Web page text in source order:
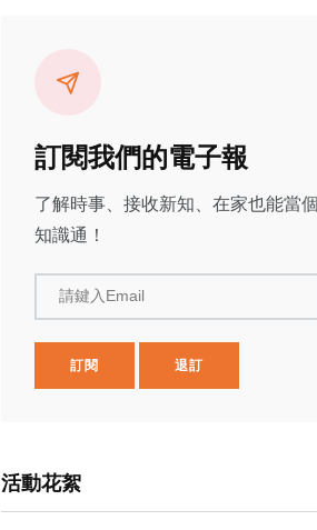
訂閱我們的電子報
了解時事、接收新知、在家也能當個
知識通！
請鍵入Email
訂閱 退訂
活動花絮